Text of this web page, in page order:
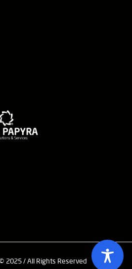
2025 / All Rights Reserved